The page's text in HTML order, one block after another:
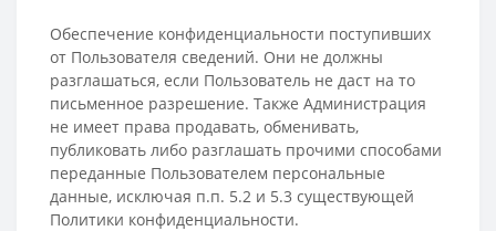
Обеспечение конфиденциальности поступивших
от Пользователя сведений. Они не должны
разглашаться, если Пользователь не даст на то
письменное разрешение. Также Администрация
не имеет права продавать, обменивать,
публиковать либо разглашать прочими способами
переданные Пользователем персональные
данные, исключая п.п. 5.2 и 5.3 существующей
Политики конфиденциальности.